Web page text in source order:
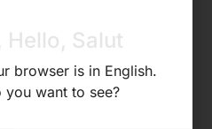
Hello, Salut
browser is in English.
you want to see?